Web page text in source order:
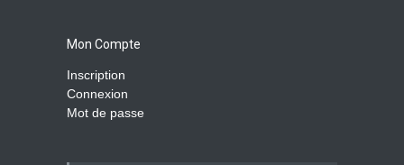
Mon Compte
Inscription
Connexion
Mot de passe